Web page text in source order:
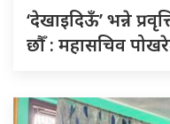
‘देखाइदिऊँ’ भन्ने
छौँ : महासचिव